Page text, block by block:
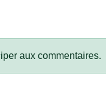
aux commentaires.